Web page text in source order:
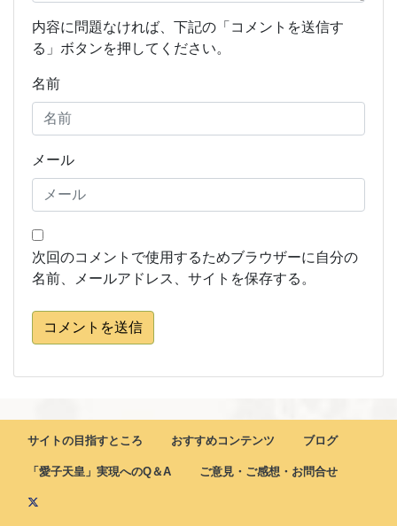
内容に問題なければ、下記の「コメントを送信す
る」ボタンを押してください。
名前
メール
次回のコメントで使用するためブラウザーに自分の
名前、メールアドレス、サイトを保存する。
コメントを送信
サイトの目指すところ おすすめコンテンツ ブログ
「愛子天皇」実現へのQ＆A ご意見・ご感想・お問合せ